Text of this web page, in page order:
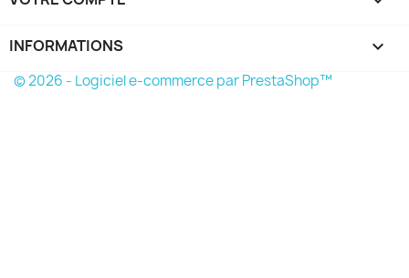
INFORMATIONS keyboard_arrow_down
© 2026 - Logiciel e-commerce par PrestaShop™